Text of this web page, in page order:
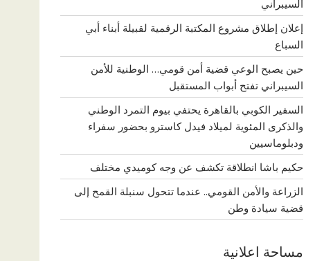
السيبراني
إعلان إطلاق مشروع المكتبة الرقمية لقبيلة أبناء أبي
السباع
حين يصبح الوعي قضية أمن قومي… الوطنية للأمن
السيبراني تفتح أبواب المستقبل
السفير الكوبي بالقاهرة يحتفي بيوم التمرد الوطني
والذكرى المئوية لميلاد فيدل كاسترو بحضور سفراء
ودبلوماسيين
حكيم باشا انطلاقة تكشف عن وجه كوميدي مختلف
الزراعة والأمن القومي.. عندما تتحول سنبلة القمح إلى
قضية سيادة وطن
مساحة اعلانية